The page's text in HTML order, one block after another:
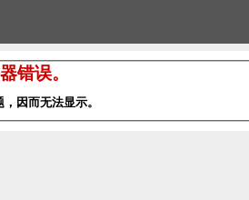
错误。
因而无法显示。